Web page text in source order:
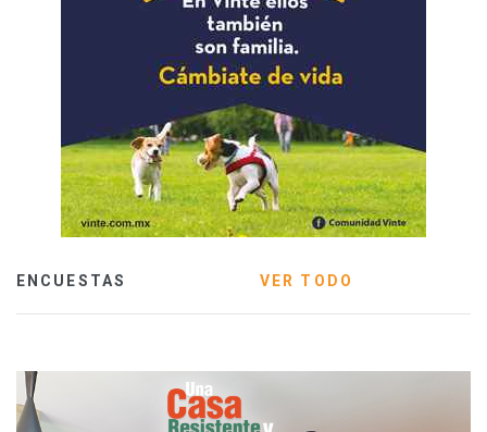
ENCUESTAS VER TODO